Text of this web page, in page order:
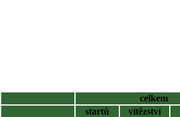
celkem
startů
vítězství